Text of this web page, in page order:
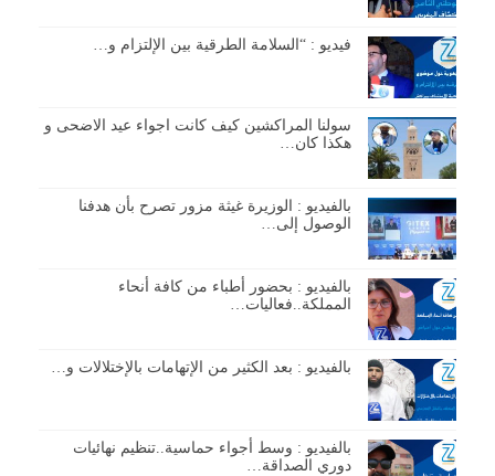
فيديو : “السلامة الطرقية بين الإلتزام و…
سولنا المراكشين كيف كانت اجواء عيد الاضحى و
هكذا كان…
بالفيديو : الوزيرة غيثة مزور تصرح بأن هدفنا
الوصول إلى…
بالفيديو : بحضور أطباء من كافة أنحاء
المملكة..فعاليات…
بالفيديو : بعد الكثير من الإتهامات بالإختلالات و…
بالفيديو : وسط أجواء حماسية..تنظيم نهائيات
دوري الصداقة…